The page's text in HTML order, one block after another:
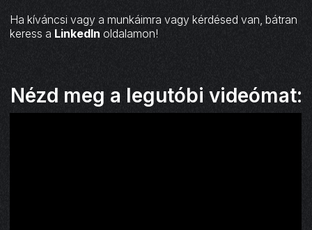
Ha kíváncsi vagy a munkáimra vagy kérdésed van, bátran
keress a LinkedIn oldalamon!
Nézd meg a legutóbi videómat: